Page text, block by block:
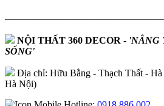
NỘI THẤT 360 DECOR - 'NÂNG
SỐNG'
Địa chỉ: Hữu Bằng - Thạch Thất -
Hà Nội)